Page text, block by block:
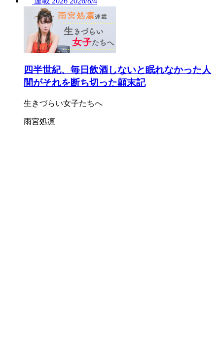
四半世紀、毎日飲酒しないと眠れなかった人
間がそれを断ち切った顛末記
生きづらい女子たちへ
雨宮処凛